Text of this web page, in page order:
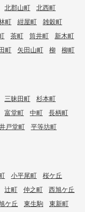
北郡山町
北西町
町 紺屋町
雑穀町
茶町 筒井町
新木町
町 矢田山町 柳
柳町
三昧田町
杉本町
富堂町 中町
長柄町
戸堂町
平等坊町
小平尾町
桜ケ丘
辻町 仲之町
西旭ケ丘
ケ丘 東生駒
東新町